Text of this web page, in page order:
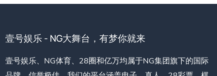
壹号娱乐 - NG大舞台，有梦你就来
壹号娱乐、NG体育、28圈和亿万均属于NG集团旗下的国际